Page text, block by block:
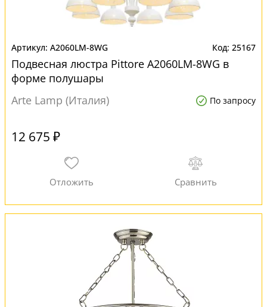
A2060LM-8WG 25167
Подвесная люстра Pittore A2060LM-8WG в
форме полушары
Arte Lamp (Италия)
По запросу
12 675 ₽